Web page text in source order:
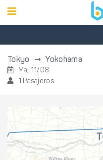
Tokyo Yokohama
Ma, 11/08
1 Pasajeros